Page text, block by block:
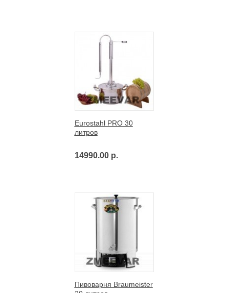
Eurostahl PRO 30
литров
14990.00 р.
Пивоварня Braumeister